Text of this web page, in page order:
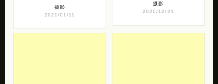
摄影
2021/01/11
摄影
2020/12/21